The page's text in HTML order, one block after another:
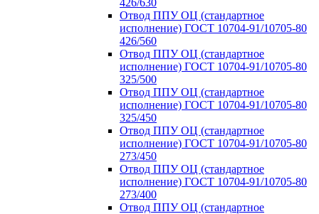
426/630
Отвод ППУ ОЦ (стандартное
исполнение) ГОСТ 10704-91/10705-80
426/560
Отвод ППУ ОЦ (стандартное
исполнение) ГОСТ 10704-91/10705-80
325/500
Отвод ППУ ОЦ (стандартное
исполнение) ГОСТ 10704-91/10705-80
325/450
Отвод ППУ ОЦ (стандартное
исполнение) ГОСТ 10704-91/10705-80
273/450
Отвод ППУ ОЦ (стандартное
исполнение) ГОСТ 10704-91/10705-80
273/400
Отвод ППУ ОЦ (стандартное